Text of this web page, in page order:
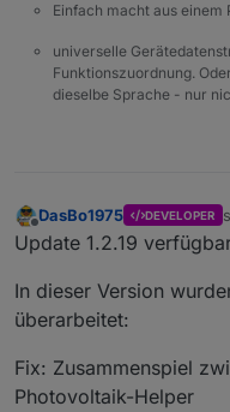
Einfach macht aus einem
universelle
Funktionszuordnung.
dieselbe Sprache - nur
Offline
DasBo1975 DEVELOPER
Update 1.2.19
In dieser Version
überarbeitet:
Fix: Zusammenspiel
Photovoltaik-Helper